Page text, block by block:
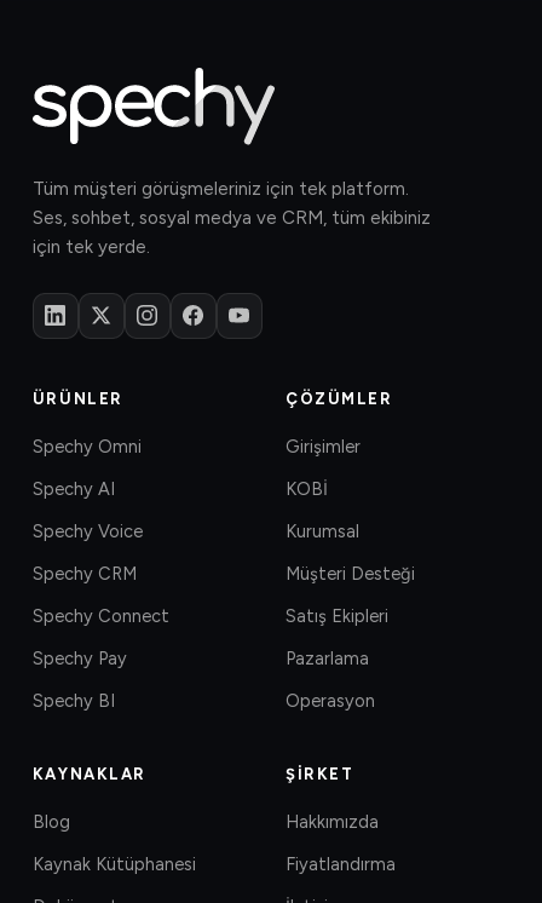
Tüm müşteri görüşmeleriniz için tek platform.
Ses, sohbet, sosyal medya ve CRM, tüm ekibiniz
için tek yerde.
ÜRÜNLER
Spechy Omni
Spechy AI
Spechy Voice
Spechy CRM
Spechy Connect
Spechy Pay
Spechy BI
ÇÖZÜMLER
Girişimler
KOBİ
Kurumsal
Müşteri Desteği
Satış Ekipleri
Pazarlama
Operasyon
KAYNAKLAR
Blog
Kaynak Kütüphanesi
ŞIRKET
Hakkımızda
Fiyatlandırma